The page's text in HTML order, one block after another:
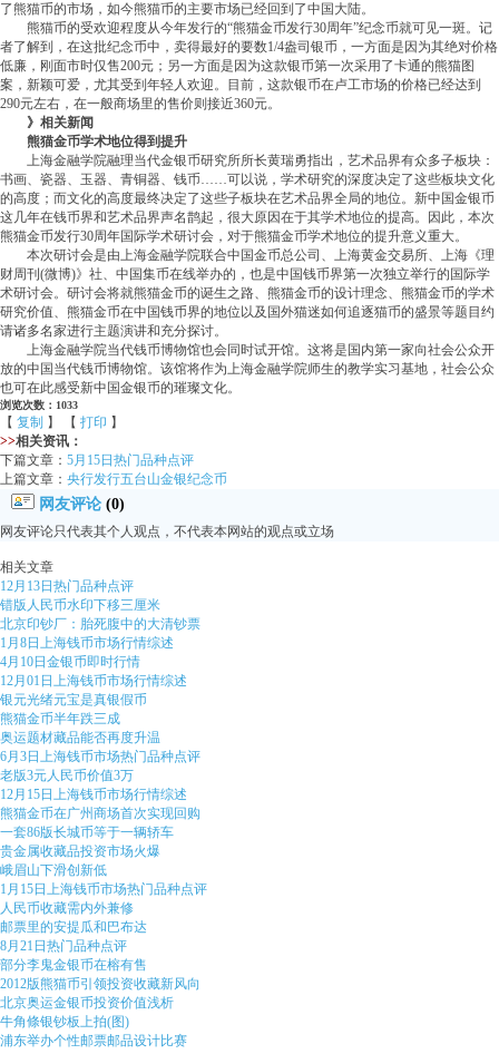
了熊猫币的市场，如今熊猫币的主要市场已经回到了中国大陆。
熊猫币的受欢迎程度从今年发行的“熊猫金币发行30周年”纪念币就可见一斑。记
者了解到，在这批纪念币中，卖得最好的要数1/4盎司银币，一方面是因为其绝对价格
低廉，刚面市时仅售200元；另一方面是因为这款银币第一次采用了卡通的熊猫图
案，新颖可爱，尤其受到年轻人欢迎。目前，这款银币在卢工市场的价格已经达到
290元左右，在一般商场里的售价则接近360元。
》相关新闻
熊猫金币学术地位得到提升
上海金融学院融理当代金银币研究所所长黄瑞勇指出，艺术品界有众多子板块：
书画、瓷器、玉器、青铜器、钱币……可以说，学术研究的深度决定了这些板块文化
的高度；而文化的高度最终决定了这些子板块在艺术品界全局的地位。新中国金银币
这几年在钱币界和艺术品界声名鹊起，很大原因在于其学术地位的提高。因此，本次
熊猫金币发行30周年国际学术研讨会，对于熊猫金币学术地位的提升意义重大。
本次研讨会是由上海金融学院联合中国金币总公司、上海黄金交易所、上海《理
财周刊(微博)》社、中国集币在线举办的，也是中国钱币界第一次独立举行的国际学
术研讨会。研讨会将就熊猫金币的诞生之路、熊猫金币的设计理念、熊猫金币的学术
研究价值、熊猫金币在中国钱币界的地位以及国外猫迷如何追逐猫币的盛景等题目约
请诸多名家进行主题演讲和充分探讨。
上海金融学院当代钱币博物馆也会同时试开馆。这将是国内第一家向社会公众开
放的中国当代钱币博物馆。该馆将作为上海金融学院师生的教学实习基地，社会公众
也可在此感受新中国金银币的璀璨文化。
浏览次数：1033
【 复制 】 【 打印 】
>>相关资讯：
下篇文章： 5月15日热门品种点评
上篇文章： 央行发行五台山金银纪念币
网友评论 (0)
网友评论只代表其个人观点，不代表本网站的观点或立场
相关文章
12月13日热门品种点评
错版人民币水印下移三厘米
北京印钞厂：胎死腹中的大清钞票
1月8日上海钱币市场行情综述
4月10日金银币即时行情
12月01日上海钱币市场行情综述
银元光绪元宝是真银假币
熊猫金币半年跌三成
奥运题材藏品能否再度升温
6月3日上海钱币市场热门品种点评
老版3元人民币价值3万
12月15日上海钱币市场行情综述
熊猫金币在广州商场首次实现回购
一套86版长城币等于一辆轿车
贵金属收藏品投资市场火爆
峨眉山下滑创新低
1月15日上海钱币市场热门品种点评
人民币收藏需内外兼修
邮票里的安提瓜和巴布达
8月21日热门品种点评
部分李鬼金银币在榕有售
2012版熊猫币引领投资收藏新风向
北京奥运金银币投资价值浅析
牛角條银钞板上拍(图)
浦东举办个性邮票邮品设计比赛